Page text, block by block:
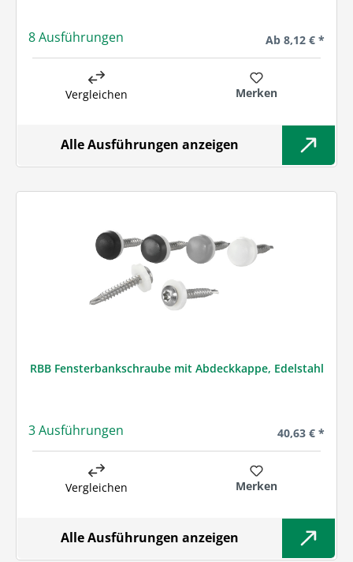
8 Ausführungen Regulärer Preis:
Ab 8,12 € *
Vergleichen Merken
Alle Ausführungen anzeigen
RBB Fensterbankschraube mit Abdeckkappe, Edelstahl
3 Ausführungen Regulärer
40,63 € *
Vergleichen Merken
Alle Ausführungen anzeigen